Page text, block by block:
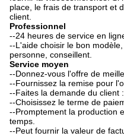
place, le frais de transport et
client.
Professionnel
--24 heures de service en
--L'aide choisir le bon
personne, conseillent.
Service moyen
--Donnez-vous l'offre de
--Fournissez la remise pour
--Faites la demande du client :
--Choisissez le terme de
--Promptement la production
temps.
--Peut fournir la valeur de